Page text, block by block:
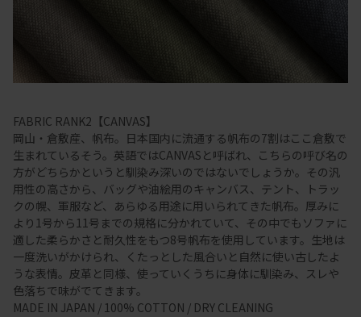
FABRIC RANK2【CANVAS】
岡山・倉敷産、帆布。日本国内に流通する帆布の7割はここ倉敷で
生まれているそう。英語ではCANVASと呼ばれ、こちらの呼び名の
方がどちらかというと馴染み深いのではないでしょうか。その汎
用性の高さから、バッグや油絵用のキャンバス、テント、トラッ
クの幌、軍服など、あらゆる用途に用いられてきた帆布。厚みに
より1号から11号までの規格に分かれていて、その中でもソファに
適した柔らかさと耐久性をもつ8号帆布を使用しています。生地は
一度洗いがかけられ、くたっとした風合いと自然に使い古したよ
うな表情。皮革と同様、使っていくうちに身体に馴染み、スレや
色落ちで味がでてきます。
MADE IN JAPAN / 100% COTTON / DRY CLEANING